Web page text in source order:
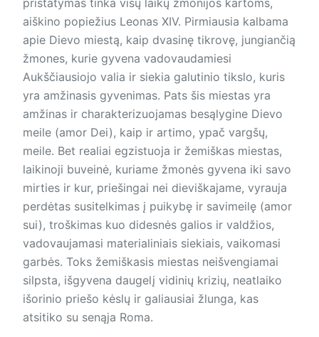
pristatymas tinka visų laikų žmonijos kartoms,
aiškino popiežius Leonas XIV. Pirmiausia kalbama
apie Dievo miestą, kaip dvasinę tikrovę, jungiančią
žmones, kurie gyvena vadovaudamiesi
Aukščiausiojo valia ir siekia galutinio tikslo, kuris
yra amžinasis gyvenimas. Pats šis miestas yra
amžinas ir charakterizuojamas besąlygine Dievo
meile (amor Dei), kaip ir artimo, ypač vargšų,
meile. Bet realiai egzistuoja ir žemiškas miestas,
laikinoji buveinė, kuriame žmonės gyvena iki savo
mirties ir kur, priešingai nei dieviškajame, vyrauja
perdėtas susitelkimas į puikybę ir savimeilę (amor
sui), troškimas kuo didesnės galios ir valdžios,
vadovaujamasi materialiniais siekiais, vaikomasi
garbės. Toks žemiškasis miestas neišvengiamai
silpsta, išgyvena daugelį vidinių krizių, neatlaiko
išorinio priešo kėslų ir galiausiai žlunga, kas
atsitiko su senąja Roma.